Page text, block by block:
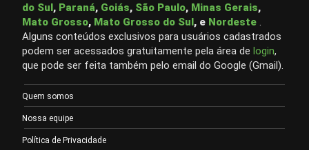
do Sul, Paraná, Goiás, São Paulo, Minas Gerais,
Mato Grosso, Mato Grosso do Sul, e Nordeste .
Alguns conteúdos exclusivos para usuários cadastrados
podem ser acessados gratuitamente pela área de login,
que pode ser feita também pelo email do Google (Gmail).
Quem somos
Nossa equipe
Política de Privacidade